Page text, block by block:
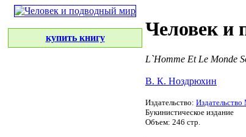
купить книгу Человек и
L`Homme Et Le Monde
В. К. Ноздрюхин
Издательство:
Букинистическое издание
Объем: 246 стр.